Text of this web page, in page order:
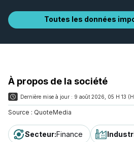
Toutes les données
À propos de la société
Dernière mise à jour : 9 août 2026, 05 H 13
Source : QuoteMedia
Secteur:Finance